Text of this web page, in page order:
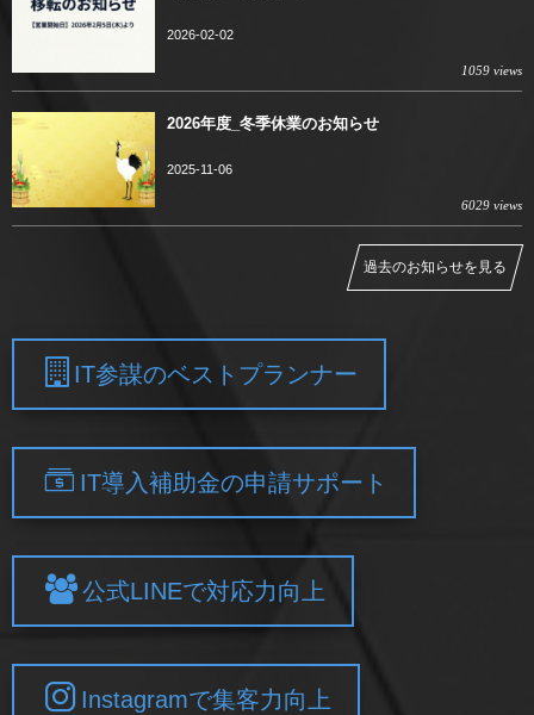
2026-02-02
1059 views
2026年度_冬季休業のお知らせ
2025-11-06
6029 views
過去のお知らせを見る
IT参謀のベストプランナー
IT導入補助金の申請サポート
公式LINEで対応力向上
Instagramで集客力向上